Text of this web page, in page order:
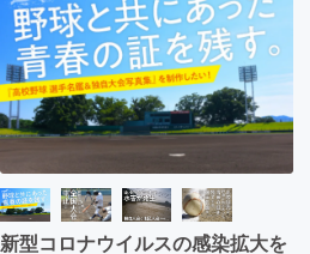
テクノロジー・ガジェット
映像・映画
ビジネス・起業
まちづくり・地域活性化
新型コロナウイルスの感染拡大を